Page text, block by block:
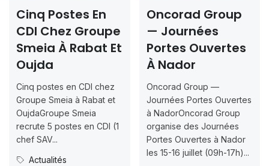
Cinq Postes En
CDI Chez Groupe
Smeia À Rabat Et
Oujda
Cinq postes en CDI chez
Groupe Smeia à Rabat et
OujdaGroupe Smeia
recrute 5 postes en CDI (1
chef SAV...
Actualités
Oncorad Group
— Journées
Portes Ouvertes
À Nador
Oncorad Group —
Journées Portes Ouvertes
à NadorOncorad Group
organise des Journées
Portes Ouvertes à Nador
les 15-16 juillet (09h-17h)...